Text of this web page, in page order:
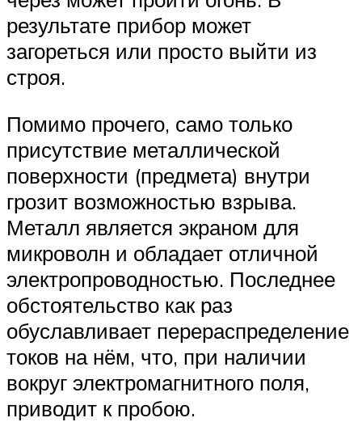
результате прибор может
загореться или просто выйти из
строя.
Помимо прочего, само только
присутствие металлической
поверхности (предмета) внутри
грозит возможностью взрыва.
Металл является экраном для
микроволн и обладает отличной
электропроводностью. Последнее
обстоятельство как раз
обуславливает перераспределение
токов на нём, что, при наличии
вокруг электромагнитного поля,
приводит к пробою.